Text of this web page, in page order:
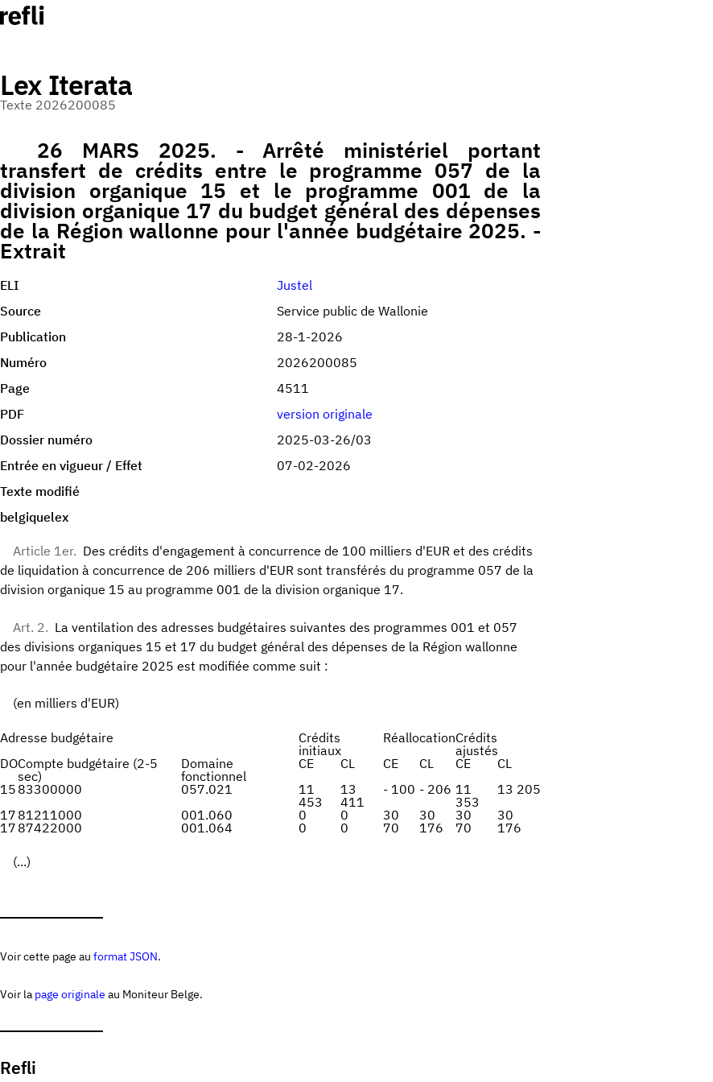
Lex Iterata
Texte 2026200085
26 MARS 2025. - Arrêté ministériel portant
transfert de crédits entre le programme 057 de la
division organique 15 et le programme 001 de la
division organique 17 du budget général des dépenses
de la Région wallonne pour l'année budgétaire 2025. -
Extrait
ELI
Justel
Source
Service public de Wallonie
Publication
28-1-2026
Numéro
2026200085
Page
4511
PDF
version originale
Dossier numéro
2025-03-26/03
Entrée en vigueur / Effet
07-02-2026
Texte modifié
belgiquelex
Article 1er. Des crédits d'engagement à concurrence de 100 milliers d'EUR et des crédits
de liquidation à concurrence de 206 milliers d'EUR sont transférés du programme 057 de la
division organique 15 au programme 001 de la division organique 17.
Art. 2. La ventilation des adresses budgétaires suivantes des programmes 001 et 057
des divisions organiques 15 et 17 du budget général des dépenses de la Région wallonne
pour l'année budgétaire 2025 est modifiée comme suit :
(en milliers d'EUR)
Adresse budgétaire
Crédits
initiaux
RéallocationCrédits
ajustés
DOCompte budgétaire (2-5
sec)
Domaine
fonctionnel
CE CL CE CL CE
CL
15 83300000 057.021
11
453
13
411
- 100 - 206 11
353
13 205
17 81211000 001.060 0 0 30 30 30
30
17 87422000 001.064 0 0 70 176 70 176
(...)
Voir cette page au format JSON.
Voir la page originale au Moniteur Belge.
Refli